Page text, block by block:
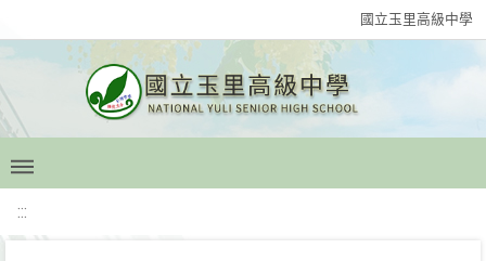
國立玉里高級中學
:::